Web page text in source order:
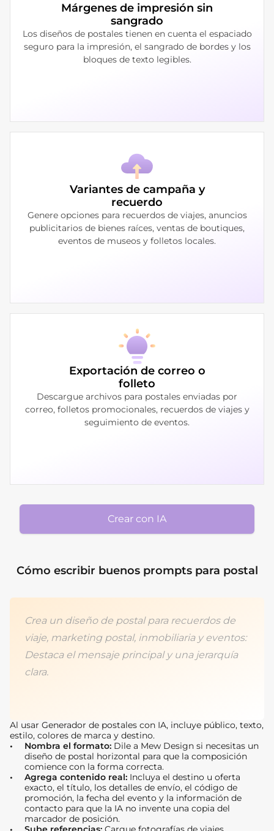
Márgenes de impresión sin
sangrado
Los diseños de postales tienen en cuenta el espaciado
seguro para la impresión, el sangrado de bordes y los
bloques de texto legibles.
Variantes de campaña y
recuerdo
Genere opciones para recuerdos de viajes, anuncios
publicitarios de bienes raíces, ventas de boutiques,
eventos de museos y folletos locales.
Exportación de correo o
folleto
Descargue archivos para postales enviadas por
correo, folletos promocionales, recuerdos de viajes y
seguimiento de eventos.
Crear con IA
Cómo escribir buenos prompts para postal
Crea un diseño de postal para recuerdos de
viaje, marketing postal, inmobiliaria y eventos:
Destaca el mensaje principal y una jerarquía
clara.
Al usar Generador de postales con IA, incluye público, texto,
estilo, colores de marca y destino.
Nombra el formato: Dile a Mew Design si necesitas un
diseño de postal horizontal para que la composición
comience con la forma correcta.
Agrega contenido real: Incluya el destino u oferta
exacto, el título, los detalles de envío, el código de
promoción, la fecha del evento y la información de
contacto para que la IA no invente una copia del
marcador de posición.